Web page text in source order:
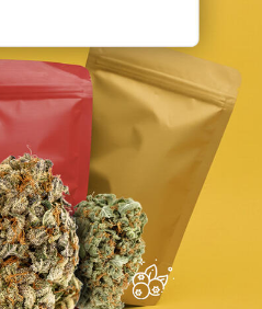
sich in die Stille der
sich wunderbar erwandern
Südchinesische Meer
der bei leidenschaftlichen
asiatische Stadt!